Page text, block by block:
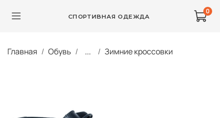
СПОРТИВНАЯ ОДЕЖДА
0
Главная Обувь ... Зимние кроссовки